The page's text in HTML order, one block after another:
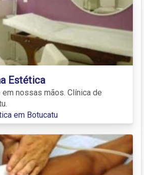
Estética
nossas mãos. Clínica de
em Botucatu